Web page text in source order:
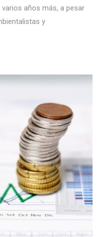
años más, a pesar
y